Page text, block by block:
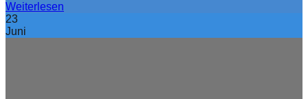
Weiterlesen
23
Juni